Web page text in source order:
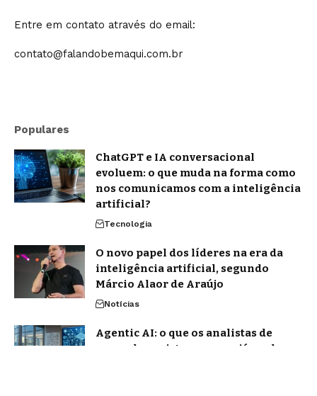
Entre em contato através do email:
contato@falandobemaqui.com.br
Populares
ChatGPT e IA conversacional
evoluem: o que muda na forma como
nos comunicamos com a inteligência
artificial?
Tecnologia
O novo papel dos líderes na era da
inteligência artificial, segundo
Márcio Alaor de Araújo
Notícias
Agentic AI: o que os analistas de
mercado projetam e o que já muda na